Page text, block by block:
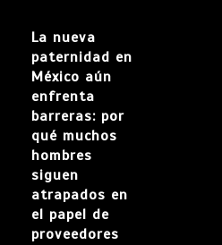
La nueva
paternidad en
México aún
enfrenta
barreras: por
qué muchos
hombres
siguen
atrapados en
el papel de
proveedores